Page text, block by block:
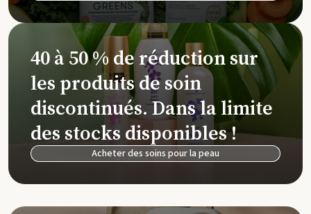
40 à 50 % de réduction sur
les produits de soin
discontinués. Dans la limite
des stocks disponibles !
Acheter des soins pour la peau